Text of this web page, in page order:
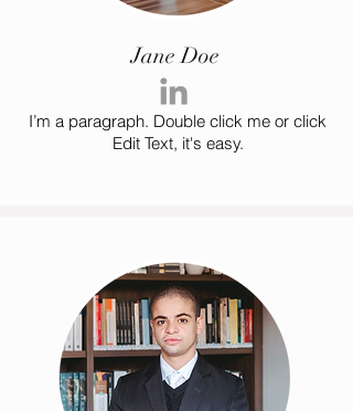
Jane Doe
I’m a paragraph. Double click me or click
Edit Text, it's easy.